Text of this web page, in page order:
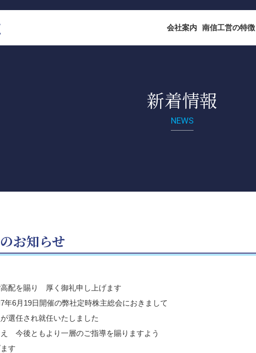
会社案内 南信工営の特徴
新着情報
NEWS
お知らせ
配を賜り 厚く御礼申し上げます
6月19日開催の弊社定時株主総会におきまして
選任され就任いたしました
今後ともより一層のご指導を賜りますよう
す